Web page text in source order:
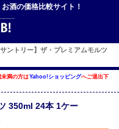
較サイト！
サントリー】ザ・プレミアムモルツ
満の方はYahoo!ショッピングへご退出下
350ml 24本 1ケー